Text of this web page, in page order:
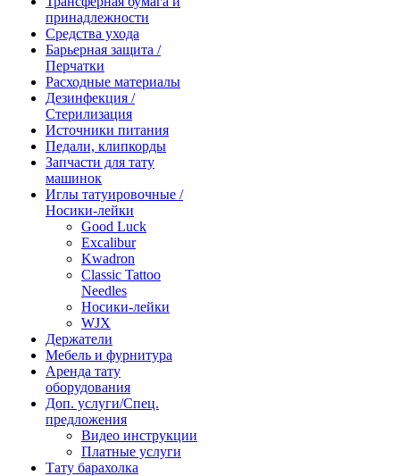
принадлежности
Средства ухода
Барьерная защита /
Перчатки
Расходные материалы
Дезинфекция /
Стерилизация
Источники питания
Педали, клипкорды
Запчасти для тату
машинок
Иглы татуировочные /
Носики-лейки
Good Luck
Excalibur
Kwadron
Classic Tattoo
Needles
Носики-лейки
WJX
Держатели
Мебель и фурнитура
Аренда тату
оборудования
Доп. услуги/Спец.
предложения
Видео инструкции
Платные услуги
Тату барахолка